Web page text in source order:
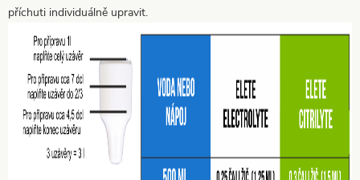
příchuti individuálně upravit.